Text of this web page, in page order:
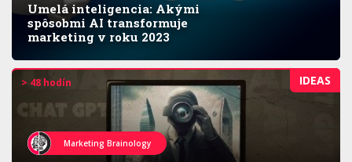
Umelá inteligencia: Akými
spôsobmi AI transformuje
marketing v roku 2023
IDEAS
> 48 hodín
Marketing Brainology